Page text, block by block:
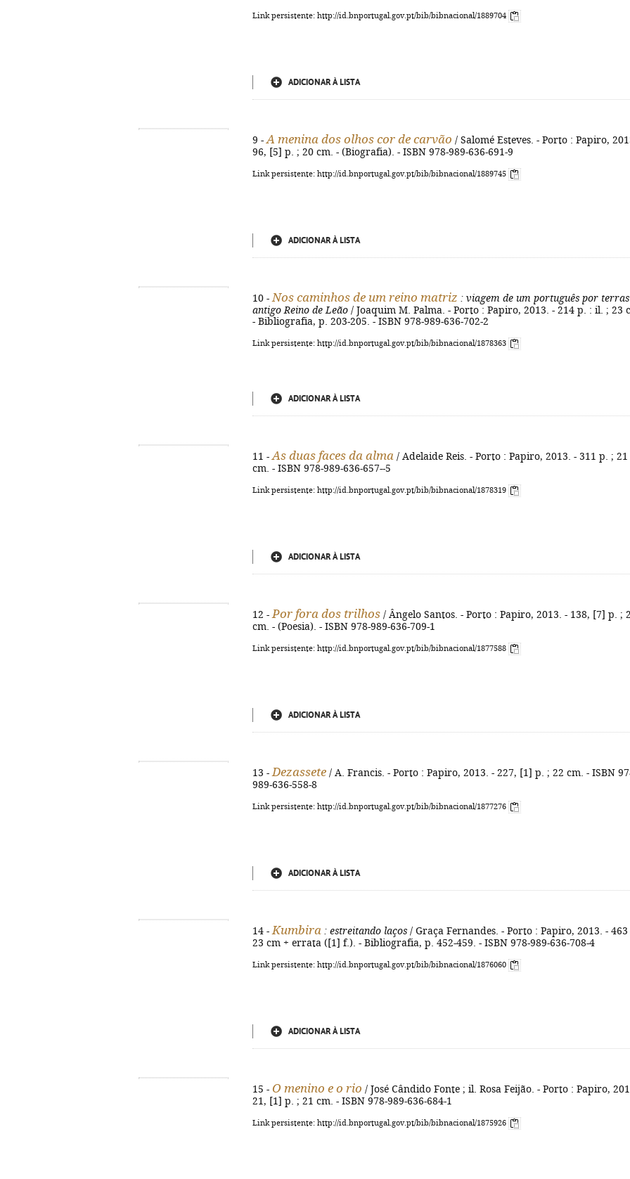
Link persistente: http://id.bnportugal.gov.pt/bib/bibnacional/1889704
ADICIONAR À LISTA
9 - A menina dos olhos cor de carvão / Salomé Esteves. - Porto : Papiro,
96, [5] p. ; 20 cm. - (Biografia). - ISBN 978-989-636-691-9
Link persistente: http://id.bnportugal.gov.pt/bib/bibnacional/1889745
ADICIONAR À LISTA
10 - Nos caminhos de um reino matriz : viagem de um português por
antigo Reino de Leão / Joaquim M. Palma. - Porto : Papiro, 2013. - 214 p. : il. ; 23
- Bibliografia, p. 203-205. - ISBN 978-989-636-702-2
Link persistente: http://id.bnportugal.gov.pt/bib/bibnacional/1878363
ADICIONAR À LISTA
11 - As duas faces da alma / Adelaide Reis. - Porto : Papiro, 2013. - 311 p. ; 21
cm. - ISBN 978-989-636-657--5
Link persistente: http://id.bnportugal.gov.pt/bib/bibnacional/1878319
ADICIONAR À LISTA
12 - Por fora dos trilhos / Ângelo Santos. - Porto : Papiro, 2013. - 138, [7] p. ;
cm. - (Poesia). - ISBN 978-989-636-709-1
Link persistente: http://id.bnportugal.gov.pt/bib/bibnacional/1877588
ADICIONAR À LISTA
13 - Dezassete / A. Francis. - Porto : Papiro, 2013. - 227, [1] p. ; 22 cm. - ISBN
989-636-558-8
Link persistente: http://id.bnportugal.gov.pt/bib/bibnacional/1877276
ADICIONAR À LISTA
14 - Kumbira : estreitando laços / Graça Fernandes. - Porto : Papiro, 2013. - 463
23 cm + errata ([1] f.). - Bibliografia, p. 452-459. - ISBN 978-989-636-708-4
Link persistente: http://id.bnportugal.gov.pt/bib/bibnacional/1876060
ADICIONAR À LISTA
15 - O menino e o rio / José Cândido Fonte ; il. Rosa Feijão. - Porto : Papiro,
21, [1] p. ; 21 cm. - ISBN 978-989-636-684-1
Link persistente: http://id.bnportugal.gov.pt/bib/bibnacional/1875926